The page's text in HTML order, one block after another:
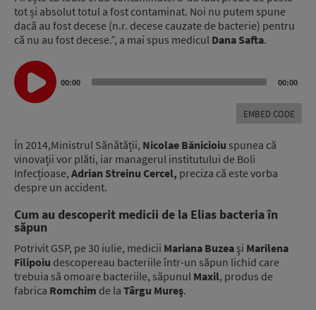
tot și absolut totul a fost contaminat. Noi nu putem spune
dacă au fost decese (n.r. decese cauzate de bacterie) pentru
că nu au fost decese.”, a mai spus medicul Dana Safta.
Audio
Player
00:00 00:00
EMBED CODE
În 2014,Ministrul Sănătății, Nicolae Bănicioiu spunea că
vinovații vor plăti, iar managerul institutului de Boli
Infecțioase, Adrian Streinu Cercel, preciza că este vorba
despre un accident.
Cum au descoperit medicii de la Elias bacteria în
săpun
Potrivit GSP, pe 30 iulie, medicii Mariana Buzea şi Marilena
Filipoiu descopereau bacteriile într-un săpun lichid care
trebuia să omoare bacteriile, săpunul Maxil, produs de
fabrica Romchim de la Târgu Mureş.